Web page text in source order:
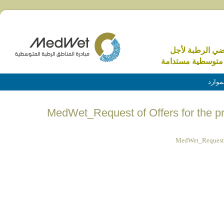
الرطبة لأجل
مستدامة
MedWet_Request of Offers for the